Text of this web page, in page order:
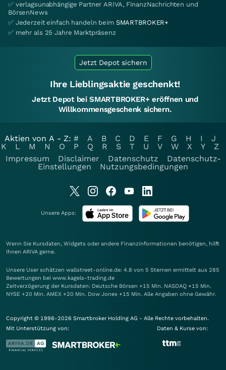
✅ verlagsunabhängige Partner ARIVA, FinanzNachrichten und
BörsenNews
✅ Jederzeit einfach handeln beim SMARTBROKER+
✅ mehr als 25 Jahre Marktpräsenz
Jetzt Depot sichern
Ihre Lieblingsaktie geschenkt!
Jetzt Depot bei SMARTBROKER+ eröffnen und
Willkommensgeschenk sichern.
Aktien von A - Z: # A B C D E F G H I
J
K
L M N O P Q R S T U V W X Y
Z
Impressum
Disclaimer Datenschutz
Datenschutz-
Einstellungen
Nutzungsbedingungen
Unsere Apps:
Wenn Sie Kursdaten, Widgets oder andere Finanzinformationen benötigen, hilft
Ihnen ARIVA gerne.
Unsere User schätzen wallstreet-online.de: 4.8 von 5 Sternen ermittelt aus 285
Bewertungen bei www.kagels-trading.de
Zeitverzögerung der Kursdaten: Deutsche Börsen +15 Min. NASDAQ +15 Min.
NYSE +20 Min. AMEX +20 Min. Dow Jones +15 Min. Alle Angaben ohne Gewähr.
Copyright © 1998-2026 Smartbroker Holding AG - Alle Rechte vorbehalten.
Mit Unterstützung von:
Daten & Kurse von: